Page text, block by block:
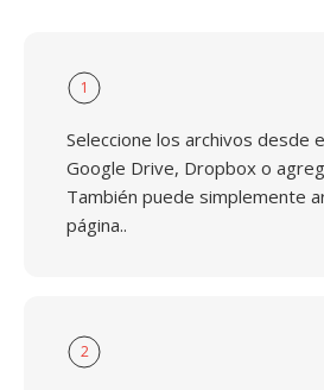
1
Seleccione los archivos desde
Google Drive, Dropbox o
También puede simplemente
página..
2